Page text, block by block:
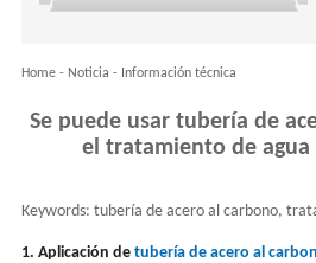
Home- Noticia - Información técnica
Se puede usar tubería de
el tratamiento de agua
Keywords: tubería de acero al carbono,
1. Aplicación de tubería de acero al